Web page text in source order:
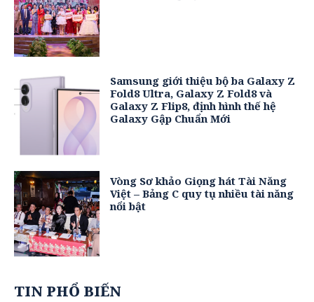
Samsung giới thiệu bộ ba Galaxy Z
Fold8 Ultra, Galaxy Z Fold8 và
Galaxy Z Flip8, định hình thế hệ
Galaxy Gập Chuẩn Mới
Vòng Sơ khảo Giọng hát Tài Năng
Việt – Bảng C quy tụ nhiều tài năng
nổi bật
TIN PHỔ BIẾN